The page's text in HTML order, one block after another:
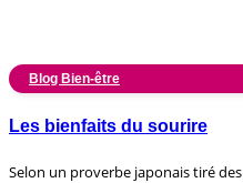
Blog Bien-être
Les bienfaits du sourire
Selon un proverbe japonais tiré